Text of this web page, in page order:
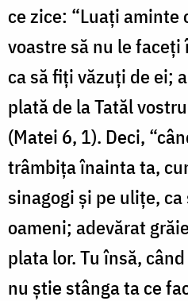
ce zice: “Luați
voastre să nu le
ca să fiți văzuți de ei;
plată de la Tatăl
(Matei 6, 1). Deci,
trâmbița înainta ta,
sinagogi și pe ulițe,
oameni; adevărat
plata lor. Tu însă,
nu știe stânga ta ce